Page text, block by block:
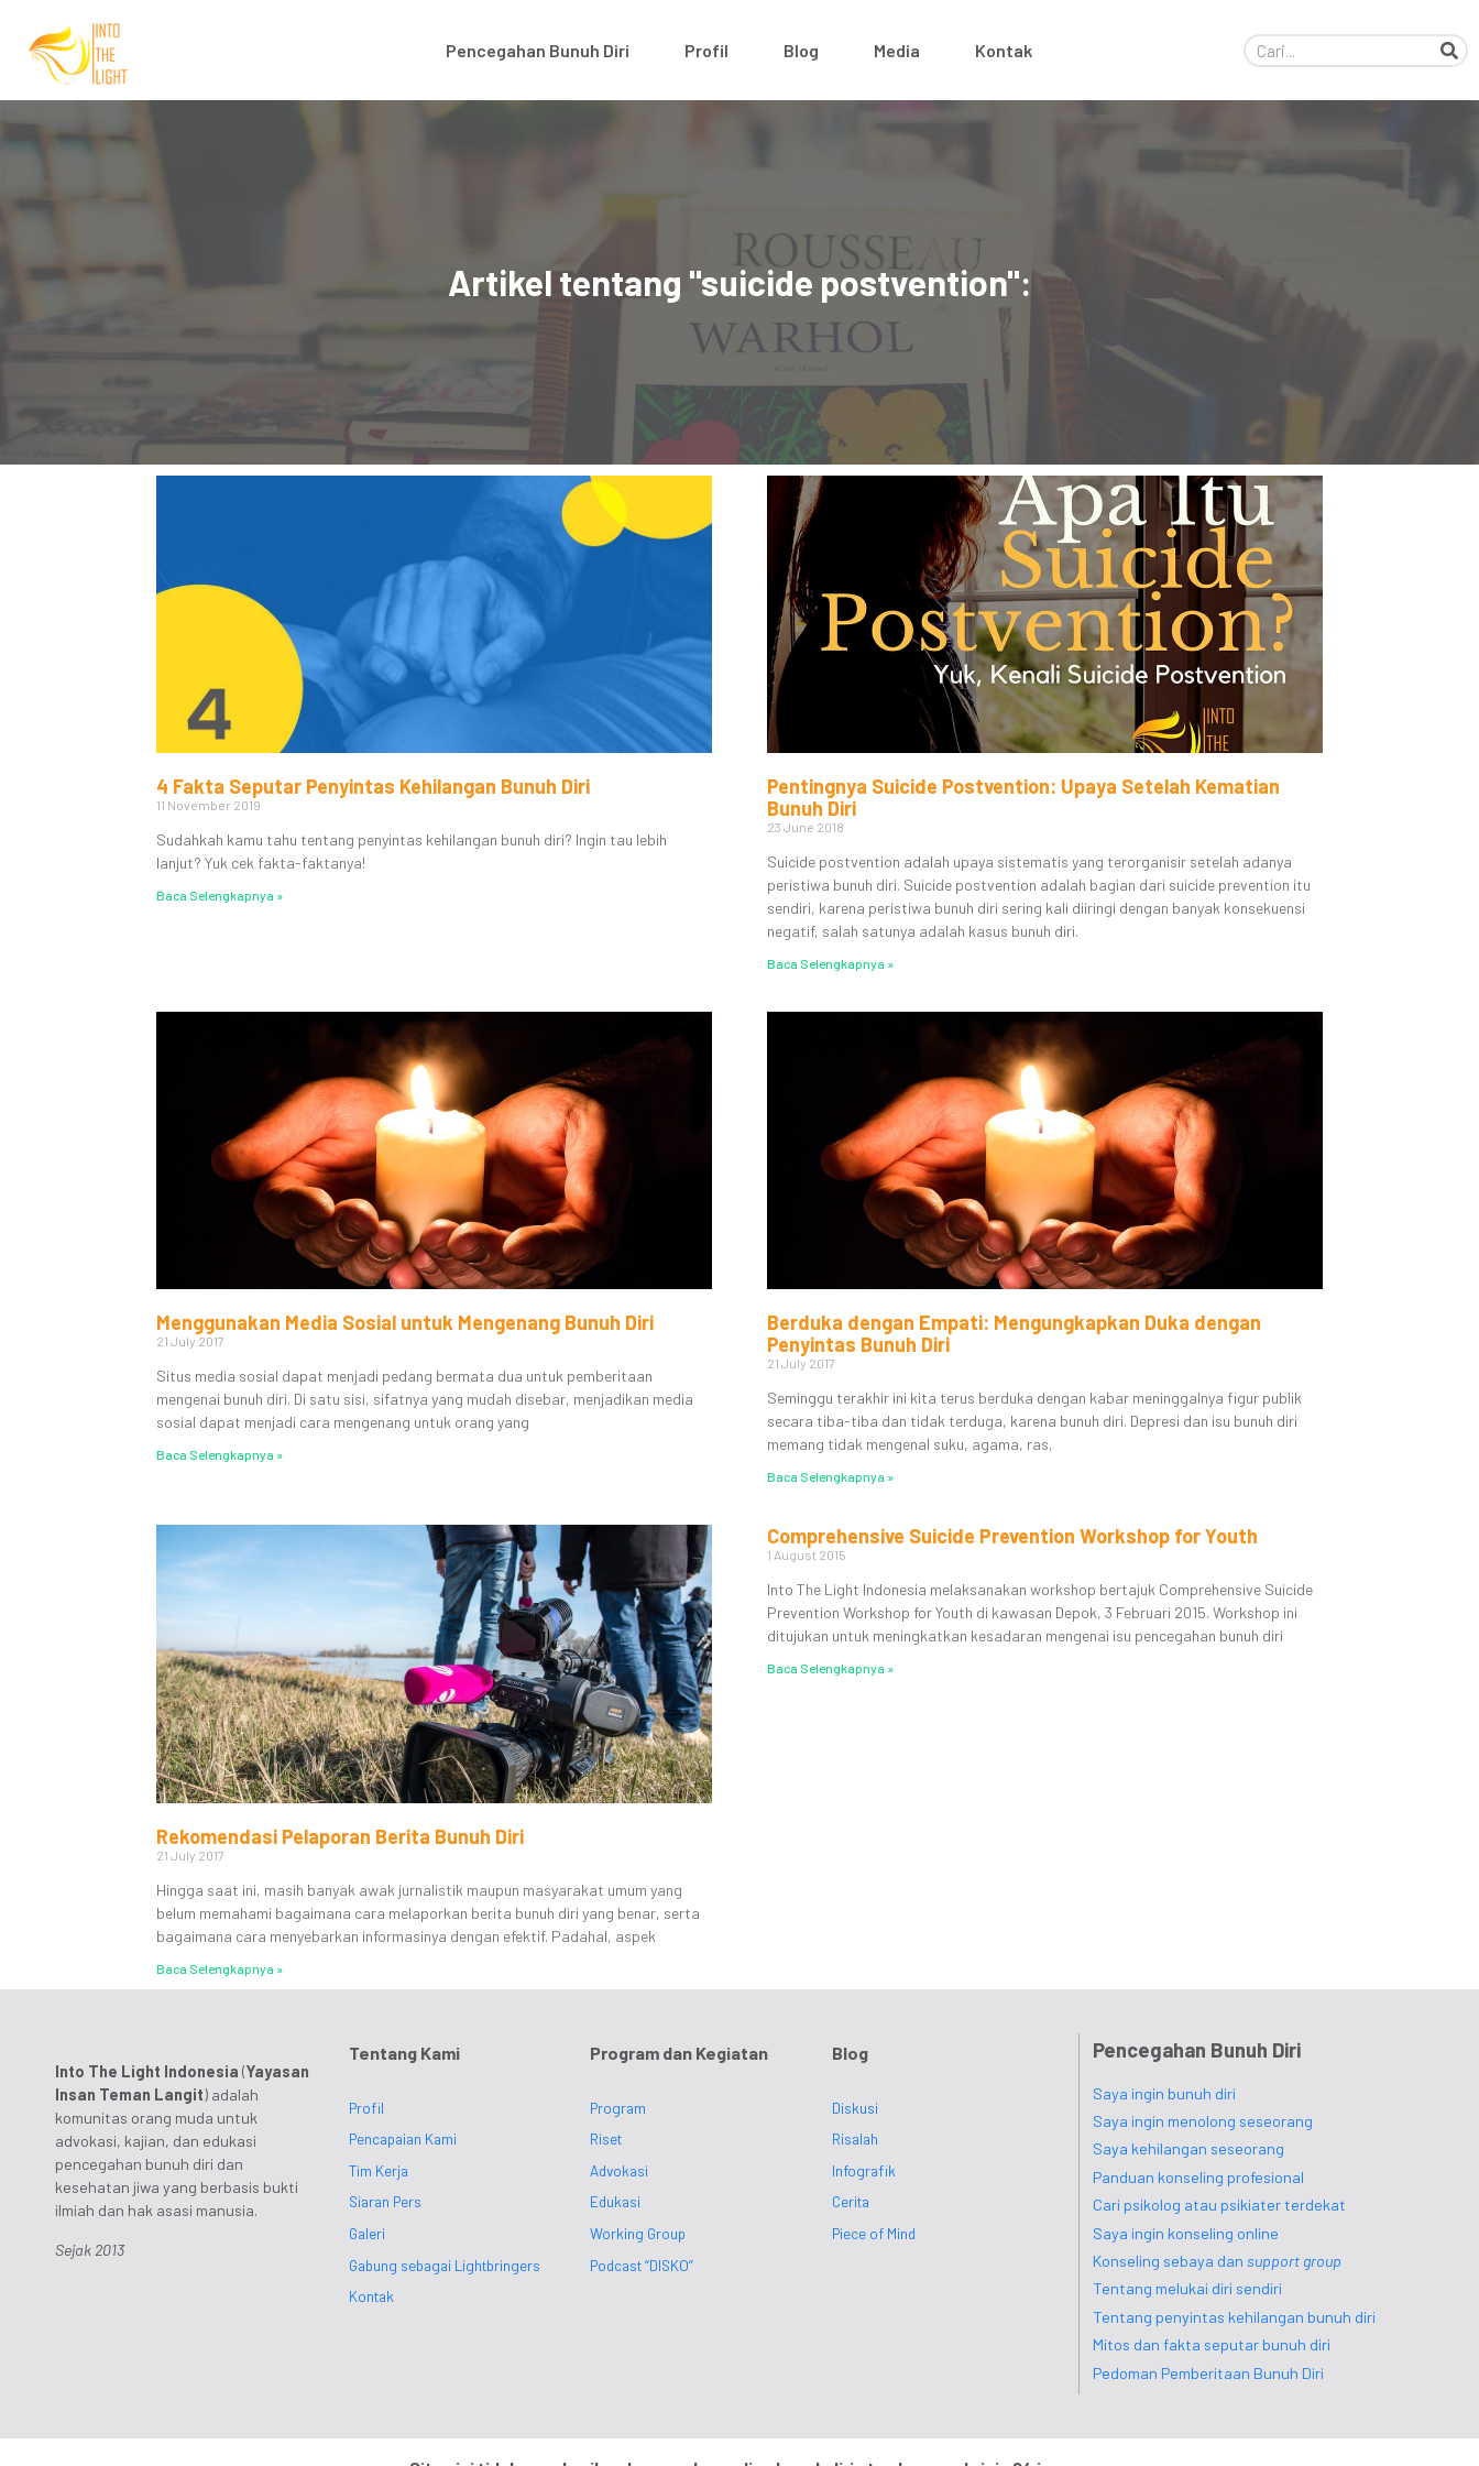
Pencegahan Bunuh Diri Profil Blog Media Kontak
Artikel tentang "suicide postvention":
4 Fakta Seputar Penyintas Kehilangan Bunuh Diri
11 November 2019
Sudahkah kamu tahu tentang penyintas kehilangan bunuh diri? Ingin tau lebih
lanjut? Yuk cek fakta-faktanya!
Baca Selengkapnya »
Pentingnya Suicide Postvention: Upaya Setelah Kematian
Bunuh Diri
23 June 2018
Suicide postvention adalah upaya sistematis yang terorganisir setelah adanya
peristiwa bunuh diri. Suicide postvention adalah bagian dari suicide prevention itu
sendiri, karena peristiwa bunuh diri sering kali diiringi dengan banyak konsekuensi
negatif, salah satunya adalah kasus bunuh diri.
Baca Selengkapnya »
Menggunakan Media Sosial untuk Mengenang Bunuh Diri
21 July 2017
Situs media sosial dapat menjadi pedang bermata dua untuk pemberitaan
mengenai bunuh diri. Di satu sisi, sifatnya yang mudah disebar, menjadikan media
sosial dapat menjadi cara mengenang untuk orang yang
Baca Selengkapnya »
Berduka dengan Empati: Mengungkapkan Duka dengan
Penyintas Bunuh Diri
21 July 2017
Seminggu terakhir ini kita terus berduka dengan kabar meninggalnya figur publik
secara tiba-tiba dan tidak terduga, karena bunuh diri. Depresi dan isu bunuh diri
memang tidak mengenal suku, agama, ras,
Baca Selengkapnya »
Rekomendasi Pelaporan Berita Bunuh Diri
21 July 2017
Hingga saat ini, masih banyak awak jurnalistik maupun masyarakat umum yang
belum memahami bagaimana cara melaporkan berita bunuh diri yang benar, serta
bagaimana cara menyebarkan informasinya dengan efektif. Padahal, aspek
Baca Selengkapnya »
Comprehensive Suicide Prevention Workshop for Youth
1 August 2015
Into The Light Indonesia melaksanakan workshop bertajuk Comprehensive Suicide
Prevention Workshop for Youth di kawasan Depok, 3 Februari 2015. Workshop ini
ditujukan untuk meningkatkan kesadaran mengenai isu pencegahan bunuh diri
Baca Selengkapnya »
Into The Light Indonesia (Yayasan
Insan Teman Langit) adalah
komunitas orang muda untuk
advokasi, kajian, dan edukasi
pencegahan bunuh diri dan
kesehatan jiwa yang berbasis bukti
ilmiah dan hak asasi manusia.
Sejak 2013
Tentang Kami
Profil
Pencapaian Kami
Tim Kerja
Siaran Pers
Galeri
Gabung sebagai Lightbringers
Kontak
Program dan Kegiatan
Program
Riset
Advokasi
Edukasi
Working Group
Podcast “DISKO”
Blog
Diskusi
Risalah
Infografik
Cerita
Piece of Mind
Pencegahan Bunuh Diri
Saya ingin bunuh diri
Saya ingin menolong seseorang
Saya kehilangan seseorang
Panduan konseling profesional
Cari psikolog atau psikiater terdekat
Saya ingin konseling online
Konseling sebaya dansupport group
Tentang melukai diri sendiri
Tentang penyintas kehilangan bunuh diri
Mitos dan fakta seputar bunuh diri
Pedoman Pemberitaan Bunuh Diri